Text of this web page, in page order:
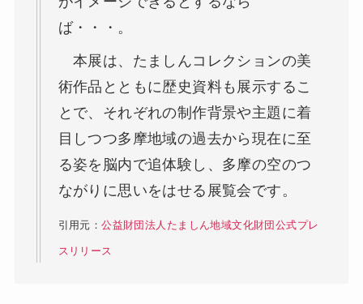
ば・・・。
本展は、たましんコレクションの美
術作品とともに歴史資料も展示するこ
とで、それぞれの制作背景や主題に着
目しつつ多摩地域の過去から現在に至
る姿を脳内で追体験し、多摩の空のつ
ながりに思いをはせる展覧会です。
引用元：公益財団法人たましん地域文化財団公式プレ
スリリース